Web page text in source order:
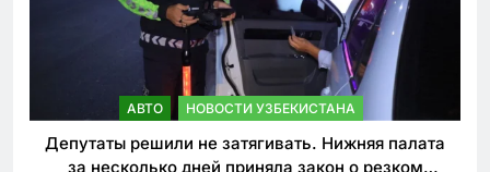
АВТО НОВОСТИ УЗБЕКИСТАНА
Депутаты решили не затягивать. Нижняя палата
за несколько дней приняла закон о резком